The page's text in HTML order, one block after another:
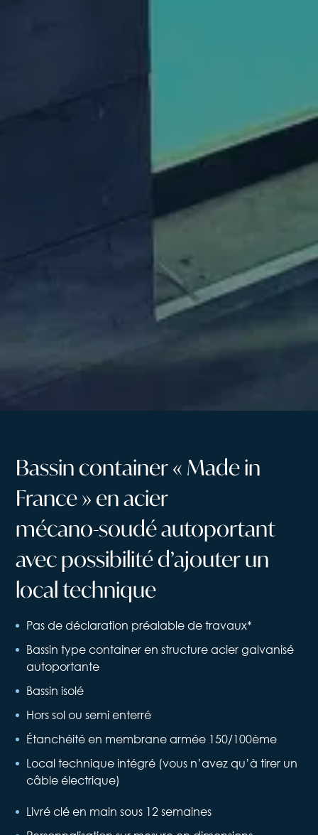
Bassin container« Madein
France» enacier
mécano-soudéautoportant
avecpossibilitéd’ajouterun
localtechnique
Pas de déclaration préalable de travaux*
Bassin type container en structure acier galvanisé
autoportante
Bassin isolé
Hors sol ou semi enterré
Étanchéité en membrane armée 150/100ème
Local technique intégré (vous n’avez qu’à tirer un
câble électrique)
Livré clé en main sous 12 semaines